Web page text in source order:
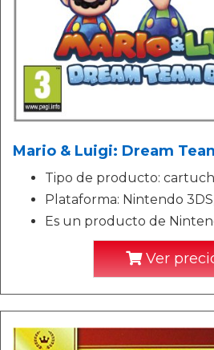
Mario & Luigi: Dream
Tipo de producto:
Plataforma: Nintendo
Es un producto de
Ver